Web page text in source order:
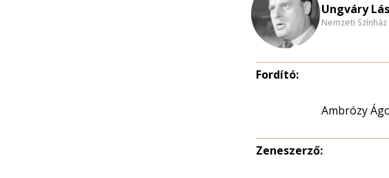
Ungváry
Nemzeti
Fordító:
Ambrózy
Zeneszerző: